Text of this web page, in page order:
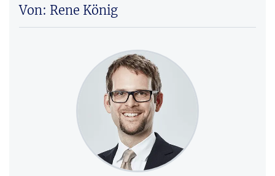
Von: Rene König